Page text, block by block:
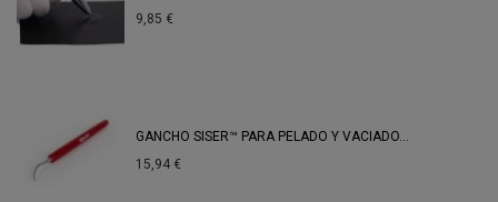
9,85 €
GANCHO SISER™ PARA PELADO Y VACIADO...
15,94 €